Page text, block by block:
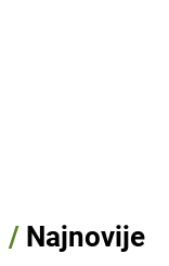
/ Najnovije